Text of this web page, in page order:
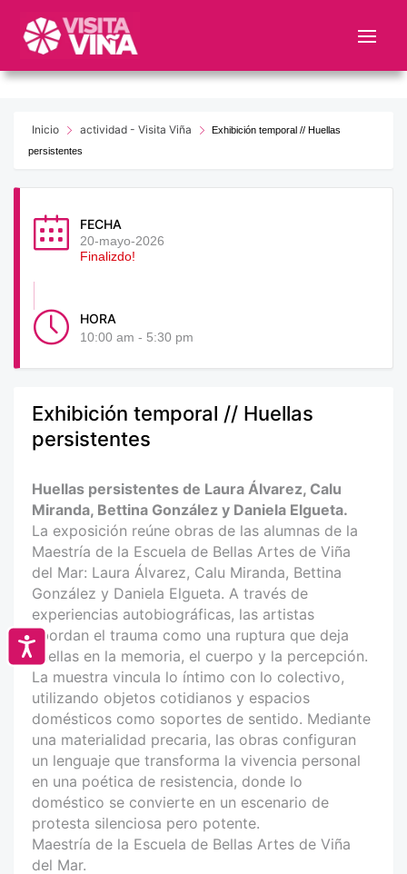
este
web
sistema
Accesibilidad
Inicio actividad - Visita Viña
Exhibición temporal // Huellas
persistentes
FECHA
20-mayo-2026
Finalizdo!
HORA
10:00 am - 5:30 pm
Exhibición temporal // Huellas
persistentes
Huellas persistentes de Laura Álvarez, Calu
Miranda, Bettina González y Daniela Elgueta.
La exposición reúne obras de las alumnas de la
Maestría de la Escuela de Bellas Artes de Viña
del Mar: Laura Álvarez, Calu Miranda, Bettina
González y Daniela Elgueta. A través de
experiencias autobiográficas, las artistas
abordan el trauma como una ruptura que deja
huellas en la memoria, el cuerpo y la percepción.
La muestra vincula lo íntimo con lo colectivo,
utilizando objetos cotidianos y espacios
domésticos como soportes de sentido. Mediante
una materialidad precaria, las obras configuran
un lenguaje que transforma la vivencia personal
en una poética de resistencia, donde lo
doméstico se convierte en un escenario de
protesta silenciosa pero potente.
Maestría de la Escuela de Bellas Artes de Viña
del Mar.